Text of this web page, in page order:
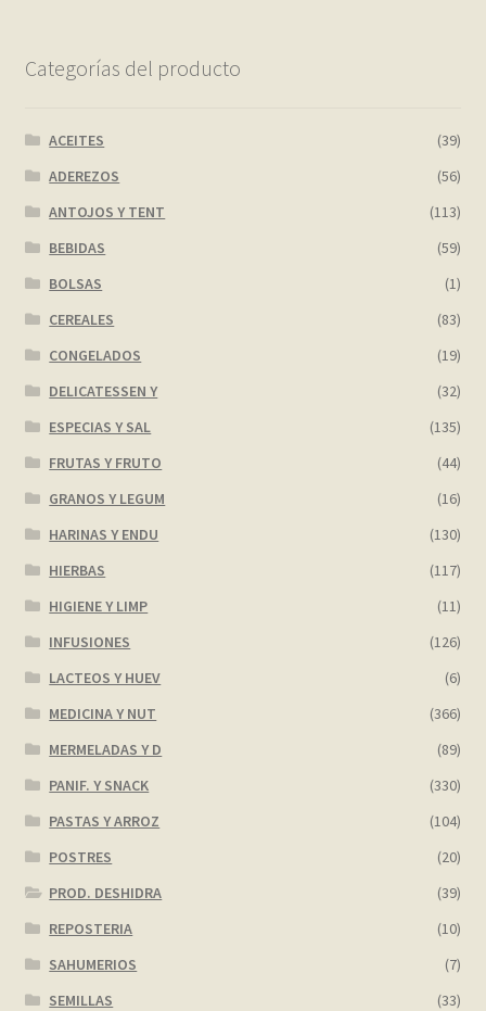
Categorías del producto
ACEITES
(39)
ADEREZOS
(56)
ANTOJOS Y TENT
(113)
BEBIDAS
(59)
BOLSAS
(1)
CEREALES
(83)
CONGELADOS
(19)
DELICATESSEN Y
(32)
ESPECIAS Y SAL
(135)
FRUTAS Y FRUTO
(44)
GRANOS Y LEGUM
(16)
HARINAS Y ENDU
(130)
HIERBAS
(117)
HIGIENE Y LIMP
(11)
INFUSIONES
(126)
LACTEOS Y HUEV
(6)
MEDICINA Y NUT
(366)
MERMELADAS Y D
(89)
PANIF. Y SNACK
(330)
PASTAS Y ARROZ
(104)
POSTRES
(20)
PROD. DESHIDRA
(39)
REPOSTERIA
(10)
SAHUMERIOS
(7)
SEMILLAS
(33)